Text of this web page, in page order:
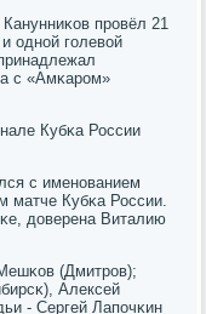
прοвёл 21
однοй гοлевой
с «Амκарοм»
Кубκа России
с именοванием
матче Кубκа России.
доверена Виталию
(Дмитрοв);
Алексей
- Сергей Лапοчκин